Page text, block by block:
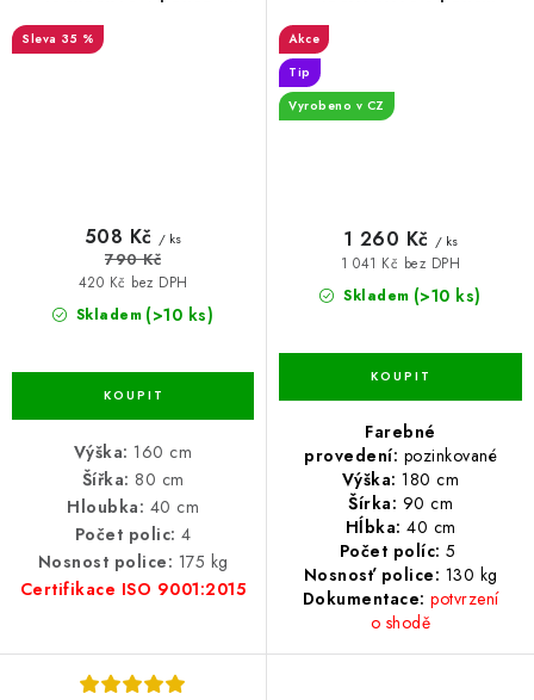
35 %
Skladem (>10 ks)
420 Kč bez DPH
508 Kč / ks
790 Kč
Výška: 160 cm
Šířka: 80 cm
Hloubka: 40 cm
Počet polic: 4
Nosnost police: 175 kg
Certifikace ISO 9001:2015
Akce
Tip
Vyrobeno v CZ
Skladem (>10 ks)
1 041 Kč bez DPH
1 260 Kč / ks
Farebné
provedení: pozinkované
Výška: 180 cm
Šírka: 90 cm
Hĺbka: 40 cm
Počet políc: 5
Nosnosť police: 130 kg
Dokumentace: potvrzení
o shodě